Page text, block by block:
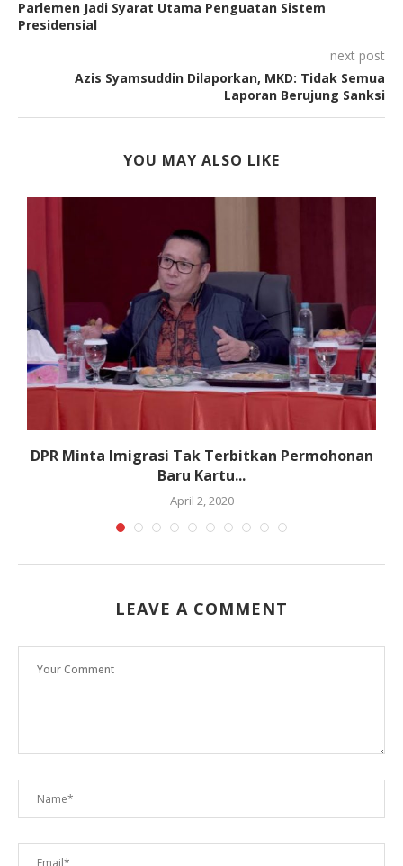
Parlemen Jadi Syarat Utama Penguatan Sistem
Presidensial
next post
Azis Syamsuddin Dilaporkan, MKD: Tidak Semua
Laporan Berujung Sanksi
YOU MAY ALSO LIKE
DPR Minta Imigrasi Tak Terbitkan Permohonan
Baru Kartu...
April 2, 2020
LEAVE A COMMENT